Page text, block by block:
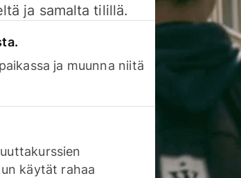
ja samalta tilillä.
ja muunna niitä
käytät rahaa